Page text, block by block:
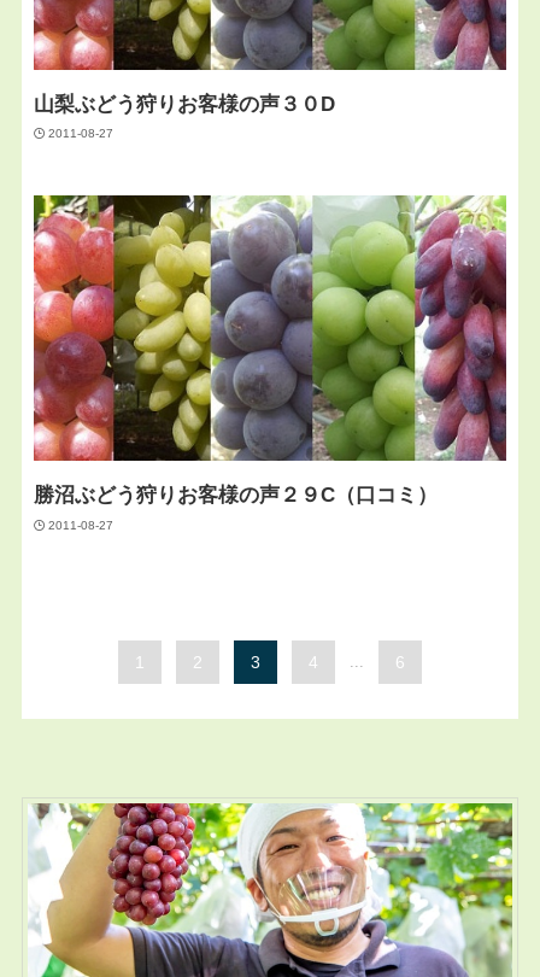
山梨ぶどう狩りお客様の声３０D
2011-08-27
勝沼ぶどう狩りお客様の声２９C（口コミ）
2011-08-27
1 2 3 4 ... 6